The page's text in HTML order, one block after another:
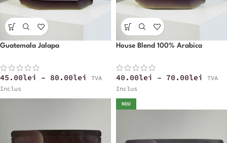
Guatemala Jalapa
45.00lei – 80.00lei
TVA
Inclus
House Blend 100% Arabica
40.00lei – 70.00lei
TVA
Inclus
NOU